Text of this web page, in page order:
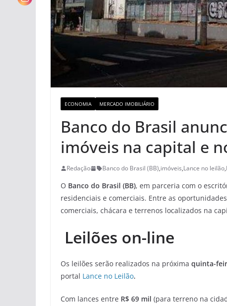
ECONOMIA MERCADO IMOBILIÁRIO
Banco do Brasil
imóveis na capital e
Redação Banco do Brasil (BB),imóveis,Lance no leilão,
O Banco do Brasil (BB), em parceria com o
residenciais e comerciais. Entre as
comerciais, chácara e terrenos localizados na
Leilões on-line
Os leilões serão realizados na próxima quinta-
portal Lance no Leilão.
Com lances entre R$ 69 mil (para terreno na